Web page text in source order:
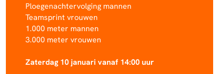
Ploegenachtervolging mannen
Teamsprint vrouwen
1.000 meter mannen
3.000 meter vrouwen
Zaterdag 10 januari vanaf 14:00 uur